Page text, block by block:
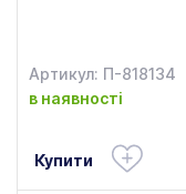
Артикул: П-818134
в наявності
Купити